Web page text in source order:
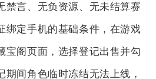
禁言、无负资源、无未结算赛
绑定手机的基础条件，在游戏
宝阁页面，选择登记出售并勾
期间角色临时冻结无法上线，